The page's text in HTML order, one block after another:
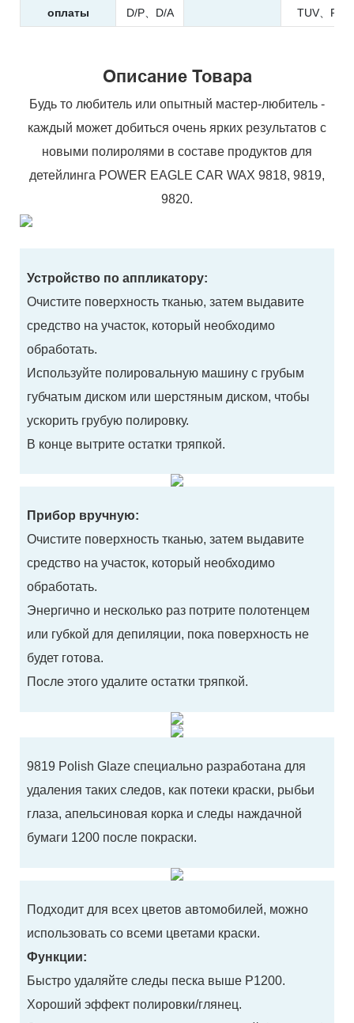
оплаты D/P、D/A TUV、
Описание Товара
Будь то любитель или опытный мастер-любитель -
каждый может добиться очень ярких результатов с
новыми полиролями в составе продуктов для
детейлинга POWER EAGLE CAR WAX 9818, 9819,
9820.
Подходит для всех цветов автомобилей, можно
использовать со всеми цветами краски.
Функции:
Быстро удаляйте следы песка выше P1200.
Хороший эффект полировки/глянец.
9819 Polish Glaze специально разработана для
удаления таких следов, как потеки краски, рыбьи
глаза, апельсиновая корка и следы наждачной
бумаги 1200 после покраски.
Прибор вручную:
Очистите поверхность тканью, затем выдавите
средство на участок, который необходимо
обработать.
Энергично и несколько раз потрите полотенцем
или губкой для депиляции, пока поверхность не
будет готова.
После этого удалите остатки тряпкой.
Устройство по аппликатору:
Очистите поверхность тканью, затем выдавите
средство на участок, который необходимо
обработать.
Используйте полировальную машину с грубым
губчатым диском или шерстяным диском, чтобы
ускорить грубую полировку.
В конце вытрите остатки тряпкой.